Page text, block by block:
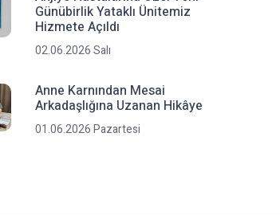
Günübirlik Yataklı Ünitemiz
Hizmete Açıldı
02.06.2026 Salı
Anne Karnından Mesai
Arkadaşlığına Uzanan Hikâye
01.06.2026 Pazartesi